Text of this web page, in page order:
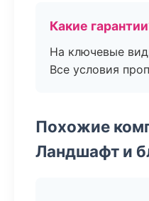
Какие
На ключевые
Все условия
Похожие
Ландшафт и